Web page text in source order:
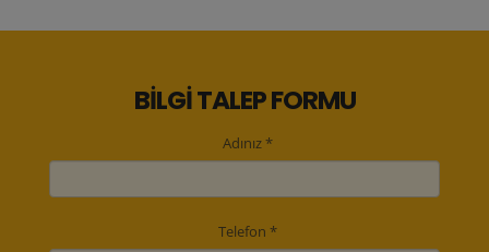
BİLGİ TALEP FORMU
Adınız *
Telefon *